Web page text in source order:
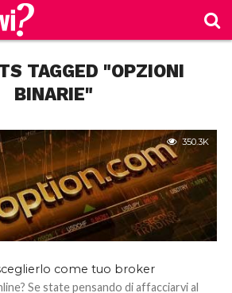
TAGGED "OPZIONI
BINARIE"
350.3K
come tuo broker
Se state pensando di affacciarvi al